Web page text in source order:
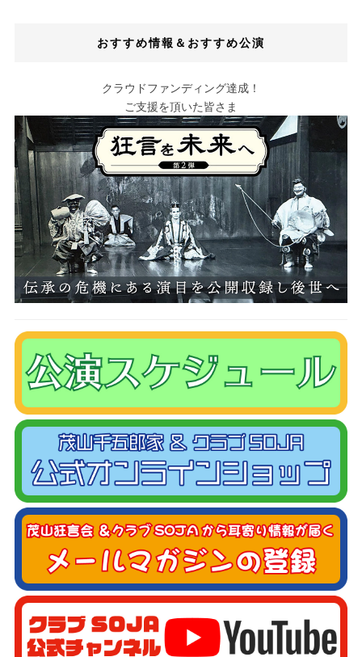
おすすめ情報＆おすすめ公演
クラウドファンディング達成！
ご支援を頂いた皆さま